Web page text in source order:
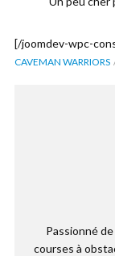
[/joomdev-wpc-
CAVEMAN WARRIORS
Passionné
courses à